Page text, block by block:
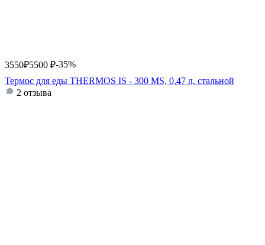
3550₽5500 ₽-35%
Термос для еды THERMOS IS - 300 MS, 0,47 л, стальной
2 отзыва